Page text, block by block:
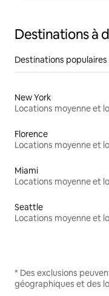
Destinations à
Destinations
New York
Florence
Miami
Seattle
* Des exclusions
géographiques et des